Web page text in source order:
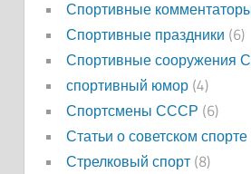
Спортивные
Спортивные праздники (6)
Спортивные сооружения
спортивный юмор(4)
Спортсмены СССР (6)
Статьи о советском спорте
Стрелковый спорт(8)